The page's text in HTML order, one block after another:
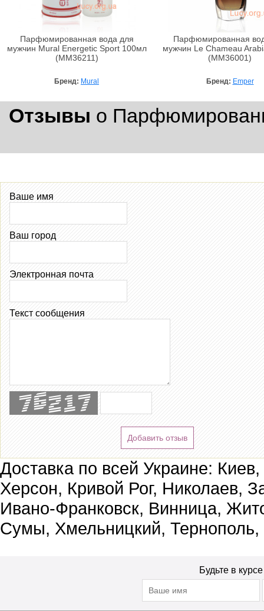
Парфюмированная вода для
мужчин Mural Energetic Sport 100мл
(MM36211)
Бренд: Mural
Парфюмированная
мужчин Le Chameau
(MM36001)
Бренд: Emper
Отзывы о
Ваше имя
Ваш город
Электронная почта
Текст сообщения
Добавить отзыв
Доставка по всей Украине:
Херсон, Кривой Рог, Николаев,
Ивано-Франковск, Винница,
Сумы, Хмельницкий, Тернополь,
Будьте в